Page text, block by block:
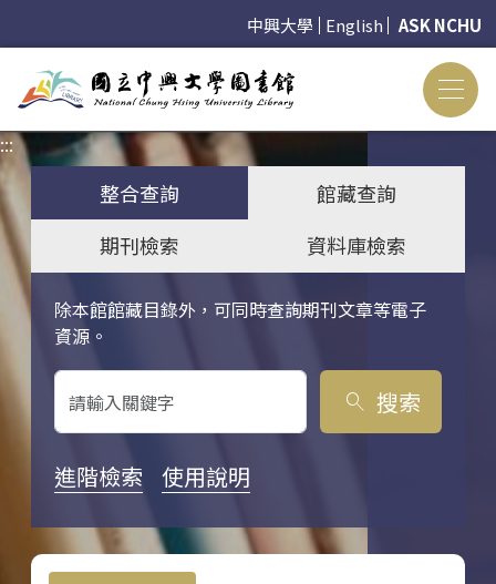
中興大學 English ASK NCHU
:::
整合查詢
館藏查詢
期刊檢索
資料庫檢索
除本館館藏目錄外，可同時查詢期刊文章等電子
資源。
關鍵字搜尋
search 搜索
進階檢索 使用說明